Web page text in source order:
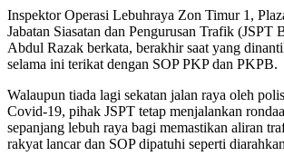
Inspektor Operasi Lebuhraya Zon Timur 1,
Jabatan Siasatan dan Pengurusan Trafik (JSPT
Abdul Razak berkata, berakhir saat yang
selama ini terikat dengan SOP PKP dan PKPB.
Walaupun tiada lagi sekatan jalan raya oleh
Covid-19, pihak JSPT tetap menjalankan
sepanjang lebuh raya bagi memastikan aliran
rakyat lancar dan SOP dipatuhi seperti